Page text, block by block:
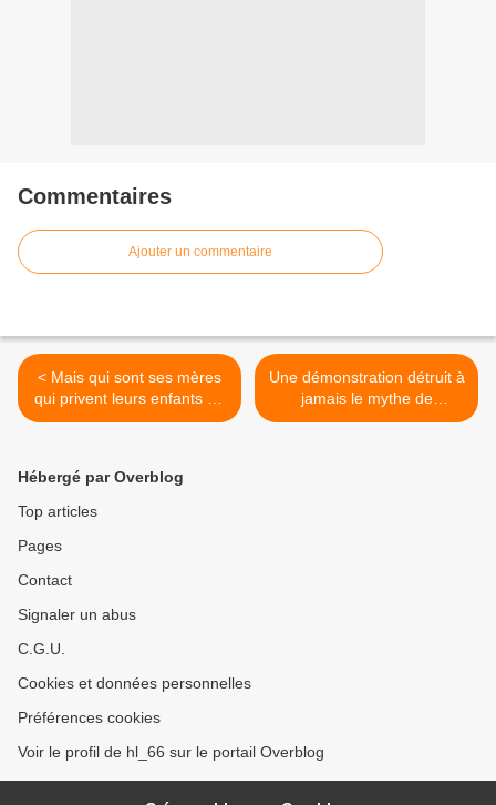
Commentaires
Ajouter un commentaire
< Mais qui sont ses mères
qui privent leurs enfants de
leur père ?
Une démonstration détruit à
jamais le mythe de
l’immigration humaniste >
Hébergé par Overblog
Top articles
Pages
Contact
Signaler un abus
C.G.U.
Cookies et données personnelles
Préférences cookies
Voir le profil de hl_66 sur le portail Overblog